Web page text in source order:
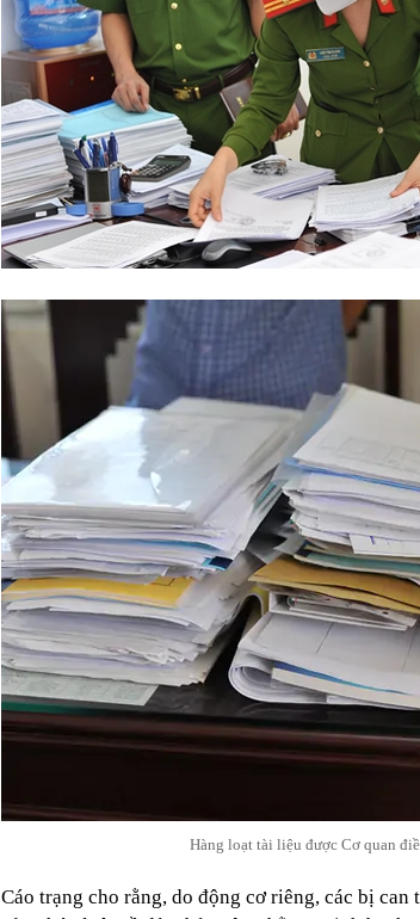
Hàng loạt tài liệu được Cơ quan
Cáo trạng cho rằng, do động cơ riêng, các bị